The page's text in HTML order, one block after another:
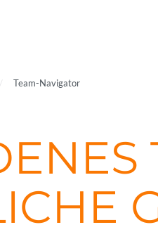
Team-Navigator